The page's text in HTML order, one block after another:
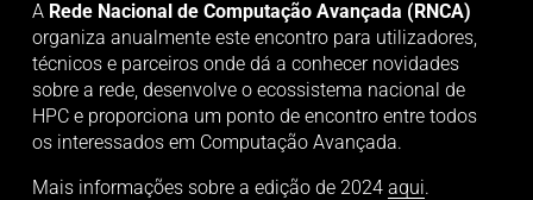
A Rede Nacional de Computação Avançada (RNCA)
organiza anualmente este encontro para utilizadores,
técnicos e parceiros onde dá a conhecer novidades
sobre a rede, desenvolve o ecossistema nacional de
HPC e proporciona um ponto de encontro entre todos
os interessados em Computação Avançada.
Mais informações sobre a edição de 2024 aqui.